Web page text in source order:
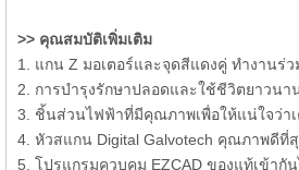
>> คุณสมบัติเพิ่มเติม
1. แกน Z มอเตอร์และจุดสีแดงคู่ ทำงานร่
2. การบำรุงรักษาปลอดและใช้ชีวิตยาวน
3. ชิ้นส่วนไฟฟ้าที่มีคุณภาพเพื่อให้แน่ใจว่า
4. หัวสแกน Digital Galvotech คุณภาพดีที่
5. โปรแกรมควบคุม EZCAD ของแท้เข้ากั